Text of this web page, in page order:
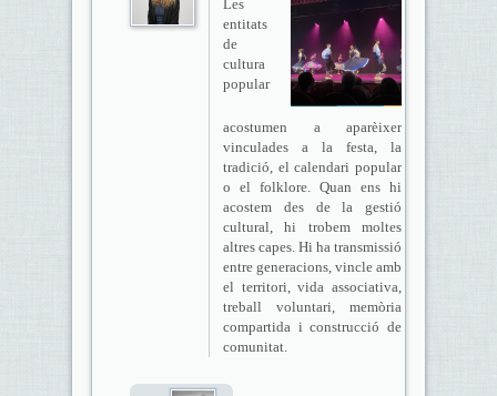
Les
entitats
de
cultura
popular
acostumen a aparèixer
vinculades a la festa, la
tradició, el calendari popular
o el folklore. Quan ens hi
acostem des de la gestió
cultural, hi trobem moltes
altres capes. Hi ha transmissió
entre generacions, vincle amb
el territori, vida associativa,
treball voluntari, memòria
compartida i construcció de
comunitat.